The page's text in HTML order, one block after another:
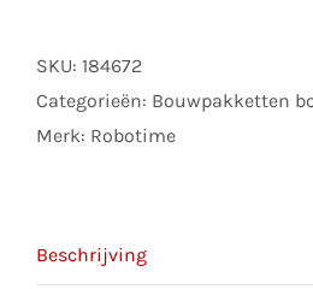
aantal
SKU: 184672
Categorieën: Bouwpakketten
Merk: Robotime
Beschrijving